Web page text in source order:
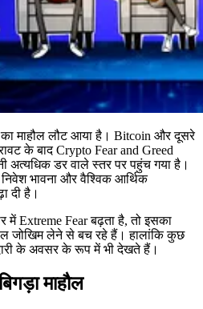
का माहौल लौट आया है। Bitcoin और दूसरे
के बाद Crypto Fear and Greed
अत्यधिक डर वाले स्तर पर पहुंच गया है।
भावना और वैश्विक आर्थिक
दी है।
में Extreme Fear बढ़ता है, तो इसका
जोखिम लेने से बच रहे हैं। हालांकि कुछ
के अवसर के रूप में भी देखते हैं।
माहौल